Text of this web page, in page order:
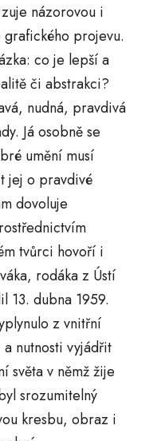
názorovou i
grafického projevu.
co je lepší a
či abstrakci?
nudná, pravdivá
Já osobně se
umění musí
jej o pravdivé
dovoluje
tvůrci hovoří i
rodáka z Ústí
13. dubna 1959.
z vnitřní
nutnosti vyjádřit
světa v němž žije
srozumitelný
kresbu, obraz i